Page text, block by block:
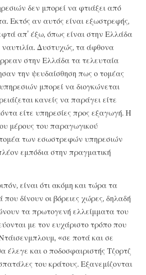
δεν μπορεί να φτιάξει από
Εκτός αν αυτός είναι εξωστρεφής,
απ’ έξω, όπως είναι στην Ελλάδα
ναυτιλία. Δυστυχώς, τα άφθονα
στην Ελλάδα τα τελευταία
την ψευδαίσθηση πως ο τομέας
μπορεί να διογκώνεται
κανείς να παράγει είτε
είτε υπηρεσίες προς εξαγωγή. Η
μέρους του παραγωγικού
των εσωστρεφών υπηρεσιών
εμπόδια στην πραγματική
είναι ότι ακόμη και τώρα τα
που δίνουν οι βόρειες χώρες, δηλαδή
τα πρωτογενή ελλείμματα του
με τον ευχάριστο τρόπο που
«σε ποτά και σε
έλεγε και ο ποδοσφαιριστής Τζορτζ
του κράτους. Εξανεμίζονται